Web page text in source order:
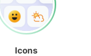
Icons